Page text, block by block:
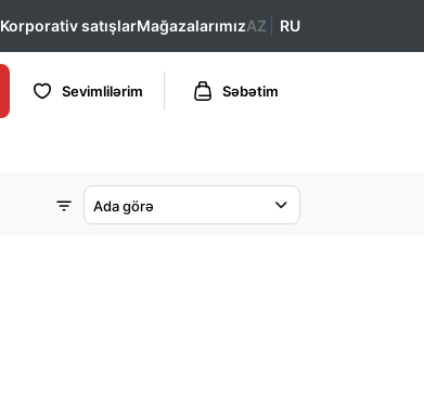
Korporativ satışlarMağazalarımızAZ RU
Sevimlilərim Səbətim
Ada görə